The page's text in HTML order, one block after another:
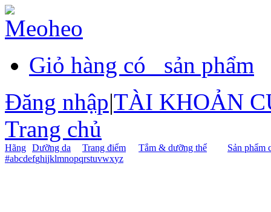
Giỏ hàng có
sản phẩm
Đăng nhập|TÀI KHOẢN
Trang chủ
Hãng Dưỡng da Trang điểm Tắm & dưỡng thể
Sản phẩm
#abcdefghijklmnopqrstuvwxyz